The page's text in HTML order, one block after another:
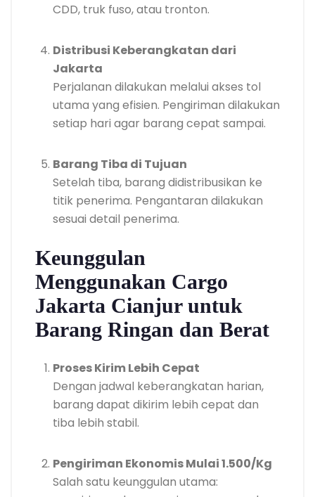
CDD, truk fuso, atau tronton.
Distribusi Keberangkatan dari
Jakarta
Perjalanan dilakukan melalui akses tol
utama yang efisien. Pengiriman dilakukan
setiap hari agar barang cepat sampai.
Barang Tiba di Tujuan
Setelah tiba, barang didistribusikan ke
titik penerima. Pengantaran dilakukan
sesuai detail penerima.
Keunggulan
Menggunakan Cargo
Jakarta Cianjur untuk
Barang Ringan dan Berat
Proses Kirim Lebih Cepat
Dengan jadwal keberangkatan harian,
barang dapat dikirim lebih cepat dan
tiba lebih stabil.
Pengiriman Ekonomis Mulai 1.500/Kg
Salah satu keunggulan utama: